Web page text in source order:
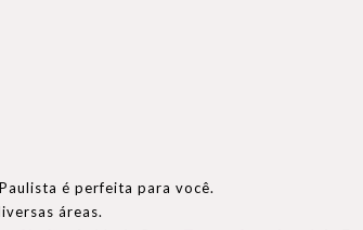
é perfeita para você.
áreas.